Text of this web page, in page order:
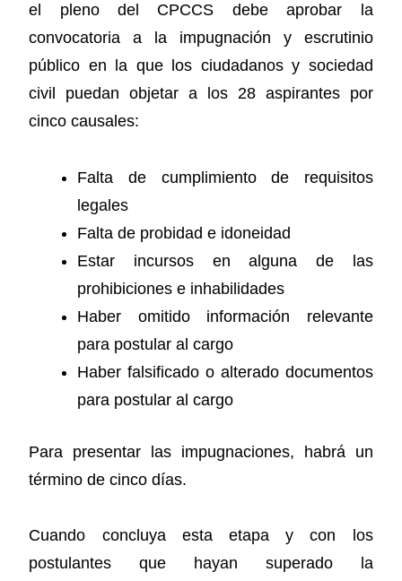
el pleno del CPCCS debe aprobar la
convocatoria a la impugnación y escrutinio
público en la que los ciudadanos y sociedad
civil puedan objetar a los 28 aspirantes por
cinco causales:
Falta de cumplimiento de requisitos
legales
Falta de probidad e idoneidad
Estar incursos en alguna de las
prohibiciones e inhabilidades
Haber omitido información relevante
para postular al cargo
Haber falsificado o alterado documentos
para postular al cargo
Para presentar las impugnaciones, habrá un
término de cinco días.
Cuando concluya esta etapa y con los
postulantes que hayan superado la